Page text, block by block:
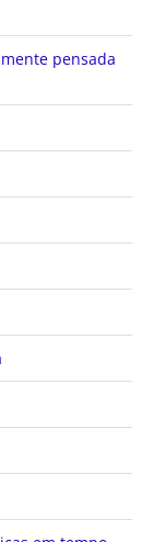
pensada